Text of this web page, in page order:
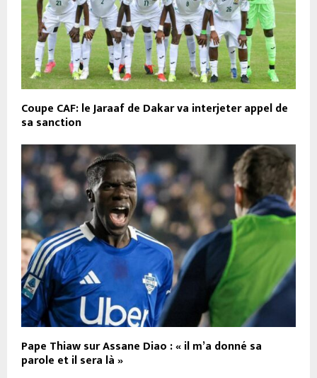
Coupe CAF: le Jaraaf de Dakar va interjeter appel de
sa sanction
Pape Thiaw sur Assane Diao : « il m’a donné sa
parole et il sera là »